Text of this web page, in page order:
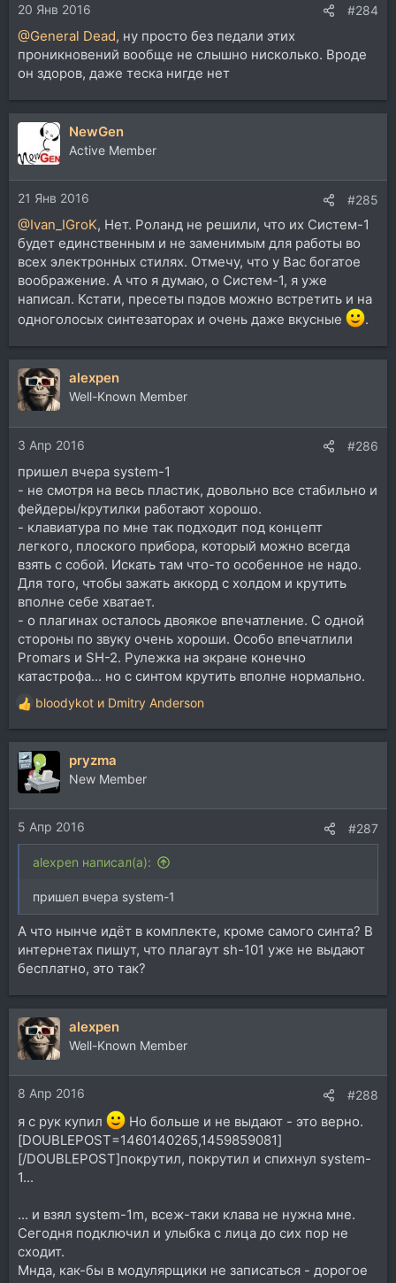
20 Янв 2016 #284
@General Dead, ну просто без педали этих
проникновений вообще не слышно нисколько. Вроде
он здоров, даже теска нигде нет
NewGen
Active Member
21 Янв 2016 #285
@Ivan_IGroK, Нет. Роланд не решили, что их Систем-1
будет единственным и не заменимым для работы во
всех электронных стилях. Отмечу, что у Вас богатое
воображение. А что я думаю, о Систем-1, я уже
написал. Кстати, пресеты пэдов можно встретить и на
одноголосых синтезаторах и очень даже вкусные
.
alexpen
Well-Known Member
3 Апр 2016 #286
пришел вчера system-1
- не смотря на весь пластик, довольно все стабильно и
фейдеры/крутилки работают хорошо.
- клавиатура по мне так подходит под концепт
легкого, плоского прибора, который можно всегда
взять с собой. Искать там чтo-то особенное не надо.
Для того, чтобы зажать аккорд с холдом и крутить
вполне себе хватает.
- о плагинах осталось двоякое впечатление. С одной
стороны по звуку очень хороши. Особо впечатлили
Promars и SH-2. Рулежка на экране конечно
катастрофа... но с синтом крутить вполне нормально.
Р
е
а
к
и
и
:
bloodykot и Dmitry Anderson
pryzma
New Member
5 Апр 2016 #287
alexpen написал(а):
пришел вчера system-1
А что нынче идёт в комплекте, кроме самого синта? В
интернетах пишут, что плагаут sh-101 уже не выдают
бесплатно, это так?
alexpen
Well-Known Member
8 Апр 2016 #288
я с рук купил
Но больше и не выдают - это верно.
[DOUBLEPOST=1460140265,1459859081]
[/DOUBLEPOST]покрутил, покрутил и спихнул system-
1...
... и взял system-1m, всеж-таки клава не нужна мне.
Сегодня подключил и улыбка с лица до сих пор не
сходит.
Мнда, как-бы в модулярщики не записаться - дорогое